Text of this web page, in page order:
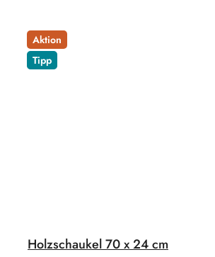
Aktion
Tipp
Holzschaukel 70 x 24 cm